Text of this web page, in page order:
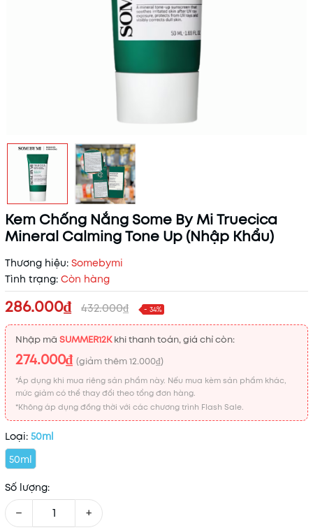
Kem Chống Nắng Some By Mi Truecica
Mineral Calming Tone Up (Nhập Khẩu)
Thương hiệu: Somebymi
Tình trạng: Còn hàng
286.000₫ 432.000₫ - 34%
Nhập mã SUMMER12Kkhi thanh toán, giá chỉ còn:
274.000₫ (giảm thêm12.000₫)
*Áp dụng khi mua riêng sản phẩm này. Nếu mua kèm sản phẩm khác,
mức giảm có thể thay đổi theo tổng đơn hàng.
*Không áp dụng đồng thời với các chương trình Flash Sale.
Loại: 50ml
50ml
Số lượng:
− +